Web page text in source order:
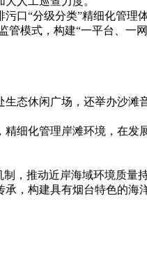
口“分级分类”精细化管
模式，构建“一平台、一
态休闲广场，还举办沙
细化管理岸滩环境，在
，推动近岸海域环境质量
，构建具有烟台特色的